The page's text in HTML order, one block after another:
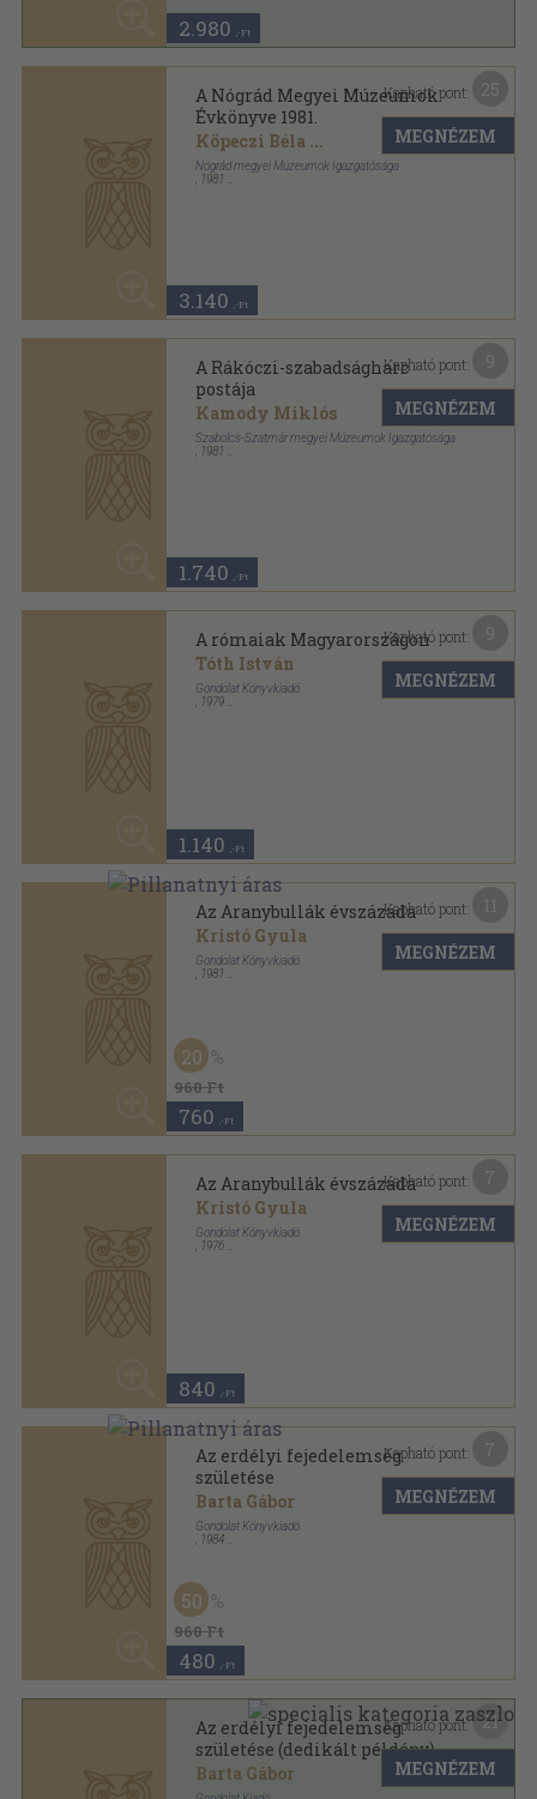
A rómaiak Magyarországon
Tóth István
Gondolat Könyvkiadó
,1979
Ragasztott papírkötés ,241
Magyar História sorozat
Kapható pont: 9
MEGNÉZEM
Az Aranybullák évszázada
Kristó Gyula
Gondolat Könyvkiadó
,1981
Ragasztott papírkötés
Magyar História sorozat
Kapható pont: 11
MEGNÉZEM
Az Aranybullák évszázada
Kristó Gyula
Gondolat Könyvkiadó
,1976
Ragasztott papírkötés
Magyar História sorozat
Kapható pont: 7
MEGNÉZEM
Az erdélyi fejedelemség
születése
Barta Gábor
Gondolat Könyvkiadó
Ragasztott papírkötés
Magyar História sorozat
960 Ft
480
Kapható pont: 7
MEGNÉZEM
Az erdélyi fejedelemség
születése (dedikált példány)
Barta Gábor
Gondolat Kiadó
Ragasztott papírkötés
Magyar História sorozat
Kapható pont: 21
MEGNÉZEM
Az erdélyi fejedelemség
születése
Barta Gábor
Gondolat Kiadó
,1979
Ragasztott papírkötés
Magyar História sorozat
840 Ft
420
Kapható pont: 6
MEGNÉZEM
Csák Máté
Kristó Gyula
Gondolat Könyvkiadó
,1986
Ragasztott papírkötés ,207oldal
Magyar História-Életrajzok sorozat
Kapható pont: 13
MEGNÉZEM